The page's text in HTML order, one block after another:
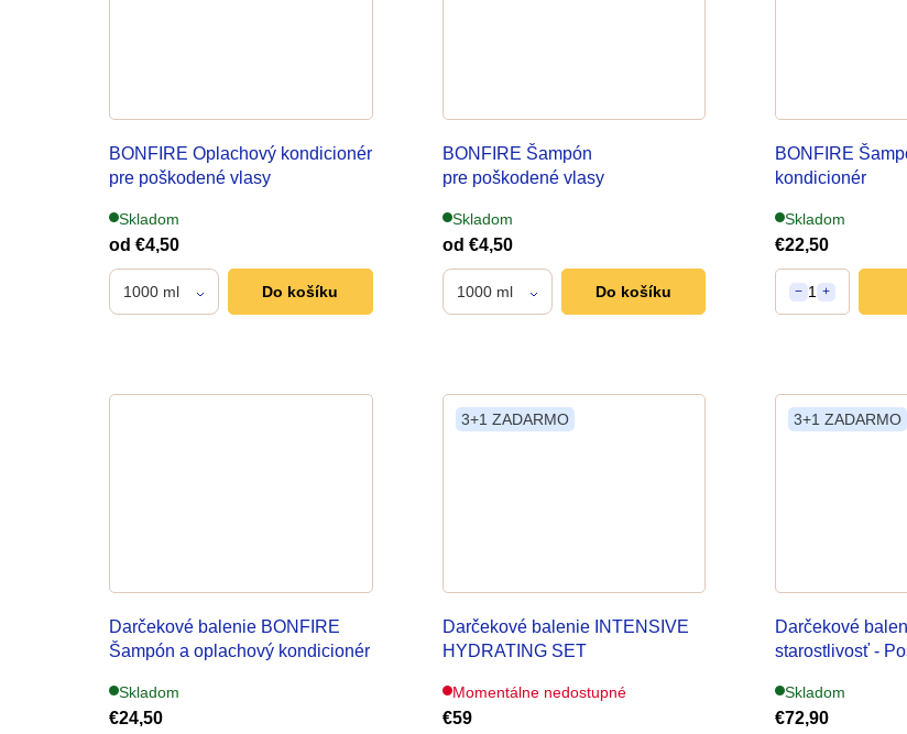
BONFIRE Oplachový kondicionér
pre poškodené vlasy
Skladom
od €4,50
1000 ml Do košíku
BONFIRE Šampón
pre poškodené vlasy
Skladom
od €4,50
1000 ml Do košíku
BONFIRE
kondicionér
Skladom
€22,50
− 1 +
Darčekové balenie BONFIRE
Šampón a oplachový kondicionér
Skladom
€24,50
3+1 ZADARMO
Darčekové balenie INTENSIVE
HYDRATING SET
Momentálne nedostupné
€59
3+1 ZADARMO
Darčekové
starostlivosť -
Skladom
€72,90